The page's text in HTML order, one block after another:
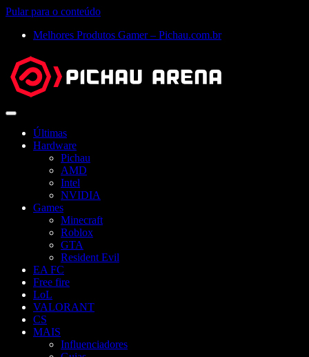
Pular para o conteúdo
Melhores Produtos Gamer – Pichau.com.br
Abrir
Últimas
Hardware
Pichau
AMD
Intel
NVIDIA
Games
Minecraft
Roblox
GTA
Resident Evil
EA FC
Free fire
LoL
VALORANT
CS
MAIS
Influenciadores